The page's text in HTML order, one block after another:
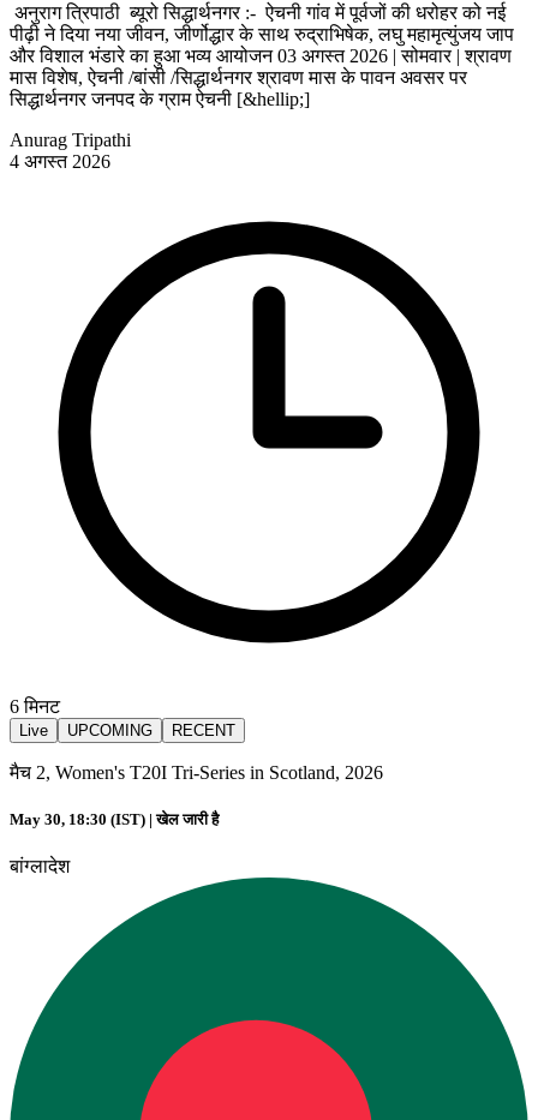
अनुराग त्रिपाठी ब्यूरो सिद्धार्थनगर :- ऐचनी गांव में पूर्वजों की धरोहर को नई
पीढ़ी ने दिया नया जीवन, जीर्णोद्धार के साथ रुद्राभिषेक, लघु महामृत्युंजय जाप
और विशाल भंडारे का हुआ भव्य आयोजन 03 अगस्त 2026 | सोमवार | श्रावण
मास विशेष, ऐचनी /बांसी /सिद्धार्थनगर श्रावण मास के पावन अवसर पर
सिद्धार्थनगर जनपद के ग्राम ऐचनी [&hellip;]
Anurag Tripathi
4 अगस्त 2026
6मिनट
Live UPCOMING RECENT
मैच 2, Women's T20I Tri-Series in Scotland, 2026
May 30, 18:30 (IST) |खेल जारी है
बांग्लादेश